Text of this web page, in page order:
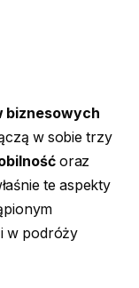
biznesowych
w sobie trzy
oraz
te aspekty
w podróży